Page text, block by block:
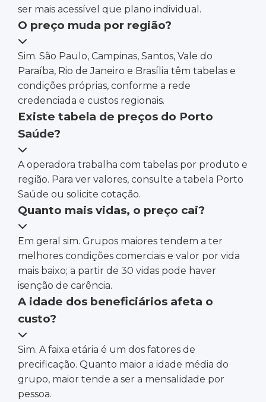
ser mais acessível que plano individual.
O preço muda por região?
Sim. São Paulo, Campinas, Santos, Vale do
Paraíba, Rio de Janeiro e Brasília têm tabelas e
condições próprias, conforme a rede
credenciada e custos regionais.
Existe tabela de preços do Porto
Saúde?
A operadora trabalha com tabelas por produto e
região. Para ver valores, consulte a tabela Porto
Saúde ou solicite cotação.
Quanto mais vidas, o preço cai?
Em geral sim. Grupos maiores tendem a ter
melhores condições comerciais e valor por vida
mais baixo; a partir de 30 vidas pode haver
isenção de carência.
A idade dos beneficiários afeta o
custo?
Sim. A faixa etária é um dos fatores de
precificação. Quanto maior a idade média do
grupo, maior tende a ser a mensalidade por
pessoa.